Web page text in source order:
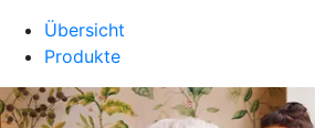
Übersicht
Produkte